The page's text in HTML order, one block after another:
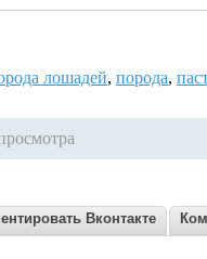
лошадей, порода,
Вконтакте